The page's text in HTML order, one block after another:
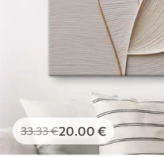
33.33€20.00 €